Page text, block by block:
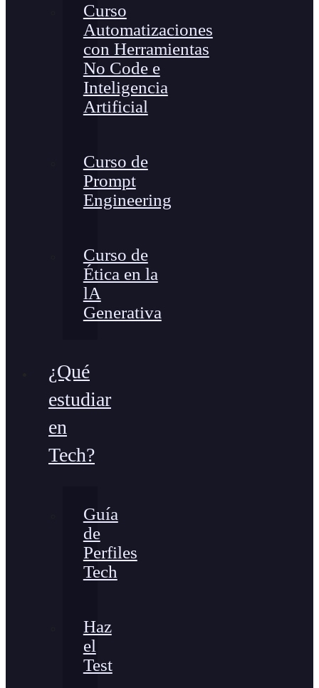
Curso
Automatizaciones
con Herramientas
No Code e
Inteligencia
Artificial
Curso de
Prompt
Engineering
Curso de
Ética en la
lA
Generativa
¿Qué
estudiar
en
Tech?
Guía
de
Perfiles
Tech
Haz
el
Test